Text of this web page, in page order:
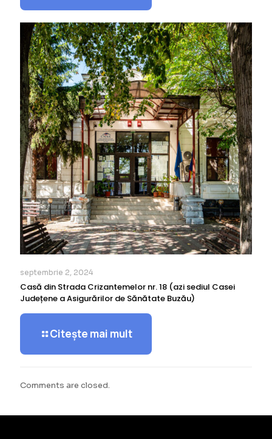
septembrie 2, 2024
Casă din Strada Crizantemelor nr. 18 (azi sediul Casei
Județene a Asigurărilor de Sănătate Buzău)
Citește mai mult
Comments are closed.